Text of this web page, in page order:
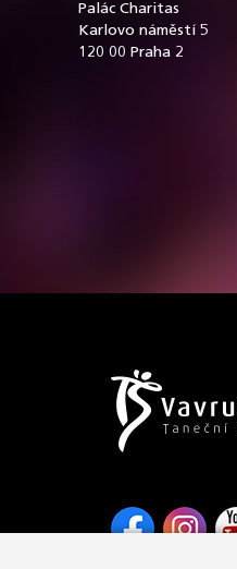
Palác Charitas
Karlovo náměstí 5
120 00 Praha 2